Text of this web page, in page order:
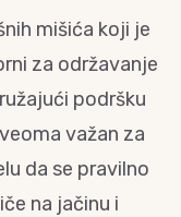
mišića koji je
za održavanje
podršku
važan za
da se pravilno
na jačinu i